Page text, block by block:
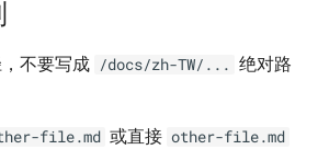
不要写成 /docs/zh-TW/... 绝对路
file.md 或直接 other-file.md